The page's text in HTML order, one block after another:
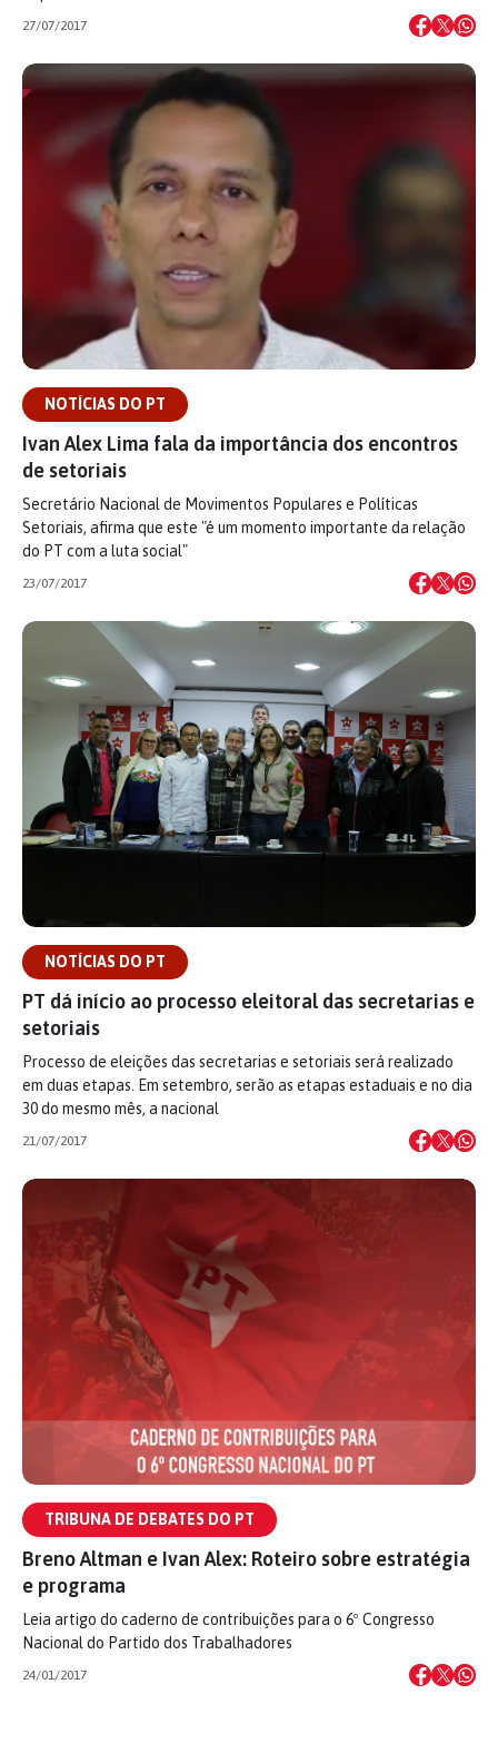
27/07/2017
NOTÍCIAS DO PT
Ivan Alex Lima fala da importância dos encontros
de setoriais
Secretário Nacional de Movimentos Populares e Políticas
Setoriais, afirma que este "é um momento importante da relação
do PT com a luta social"
23/07/2017
NOTÍCIAS DO PT
PT dá início ao processo eleitoral das secretarias e
setoriais
Processo de eleições das secretarias e setoriais será realizado
em duas etapas. Em setembro, serão as etapas estaduais e no dia
30 do mesmo mês, a nacional
21/07/2017
TRIBUNA DE DEBATES DO PT
Breno Altman e Ivan Alex: Roteiro sobre estratégia
e programa
Leia artigo do caderno de contribuições para o 6º Congresso
Nacional do Partido dos Trabalhadores
24/01/2017